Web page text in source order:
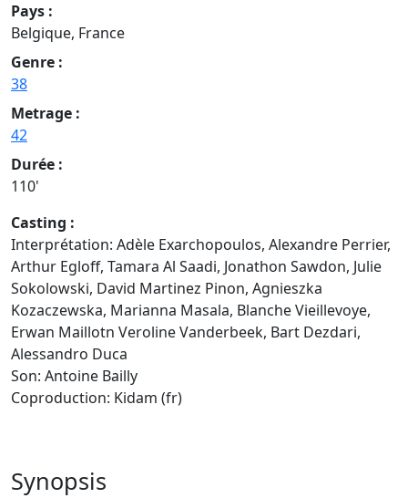
Pays :
Belgique, France
Genre :
38
Metrage :
42
Durée :
110'
Casting :
Interprétation: Adèle Exarchopoulos, Alexandre Perrier,
Arthur Egloff, Tamara Al Saadi, Jonathon Sawdon, Julie
Sokolowski, David Martinez Pinon, Agnieszka
Kozaczewska, Marianna Masala, Blanche Vieillevoye,
Erwan Maillotn Veroline Vanderbeek, Bart Dezdari,
Alessandro Duca
Son: Antoine Bailly
Coproduction: Kidam (fr)
Synopsis